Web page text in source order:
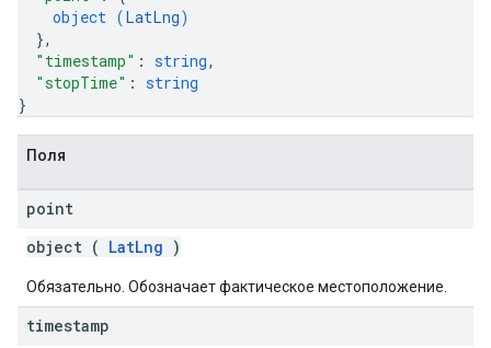
object (LatLng)
},
"timestamp" : string,
"stopTime" : string
}
Поля
point
object ( LatLng )
Обязательно. Обозначает фактическое местоположение.
timestamp